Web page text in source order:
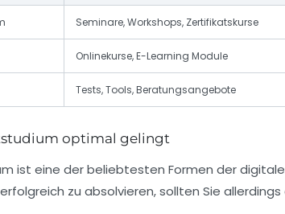
Seminare, Workshops, Zertifikatskurse
Onlinekurse, E-Learning Module
Tests, Tools, Beratungsangebote
optimal gelingt
ist eine der beliebtesten Formen der
zu absolvieren, sollten Sie